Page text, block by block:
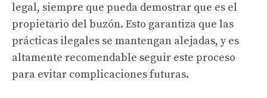
legal, siempre que pueda demostrar que es el
propietario del buzón. Esto garantiza que las
prácticas ilegales se mantengan alejadas, y es
altamente recomendable seguir este proceso
para evitar complicaciones futuras.